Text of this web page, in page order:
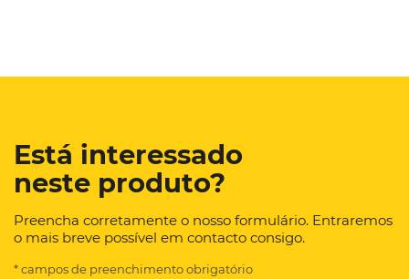
Está interessado
neste produto?
Preencha corretamente o nosso formulário. Entraremos
o mais breve possível em contacto consigo.
* campos de preenchimento obrigatório